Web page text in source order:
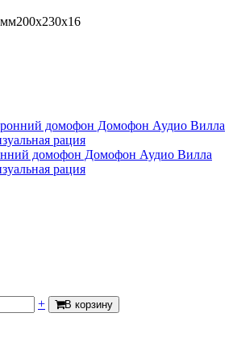
домофон Домофон Аудио Вилла
рация
+ В корзину